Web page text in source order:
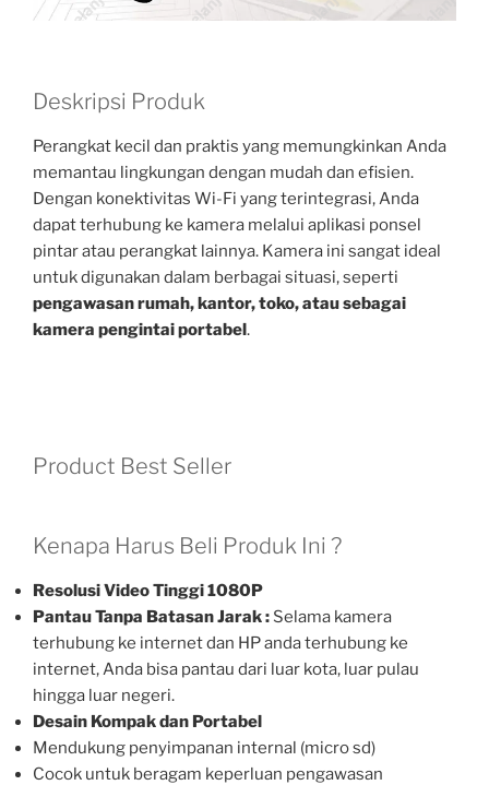
Deskripsi Produk
Perangkat kecil dan praktis yang memungkinkan Anda
memantau lingkungan dengan mudah dan efisien.
Dengan konektivitas Wi-Fi yang terintegrasi, Anda
dapat terhubung ke kamera melalui aplikasi ponsel
pintar atau perangkat lainnya. Kamera ini sangat ideal
untuk digunakan dalam berbagai situasi, seperti
pengawasan rumah, kantor, toko, atau sebagai
kamera pengintai portabel.
Product Best Seller
Kenapa Harus Beli Produk Ini ?
Resolusi Video Tinggi 1080P
Pantau Tanpa Batasan Jarak : Selama kamera
terhubung ke internet dan HP anda terhubung ke
internet, Anda bisa pantau dari luar kota, luar pulau
hingga luar negeri.
Desain Kompak dan Portabel
Mendukung penyimpanan internal (micro sd)
Cocok untuk beragam keperluan pengawasan